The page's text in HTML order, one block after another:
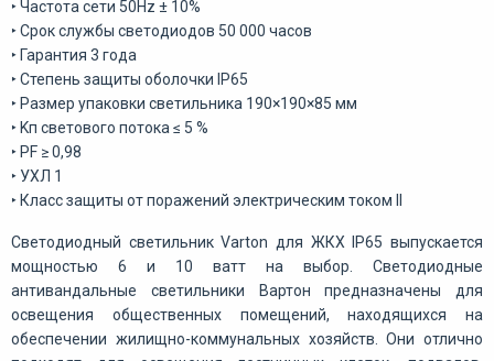
‣Частота сети 50Hz ± 10%
‣Срок службы светодиодов 50 000 часов
‣ Гарантия 3 года
‣Степень защиты оболочки IP65
‣ Размер упаковки светильника 190×190×85 мм
‣ Kп светового потока ≤ 5 %
‣ PF ≥ 0,98
‣ УХЛ 1
‣ Класс защиты от поражений электрическим током II
Светодиодный светильник Varton для ЖКХ IP65 выпускается
мощностью 6 и 10 ватт на выбор. Светодиодные
антивандальные светильники Вартон предназначены для
освещения общественных помещений, находящихся на
обеспечении жилищно-коммунальных хозяйств. Они отлично